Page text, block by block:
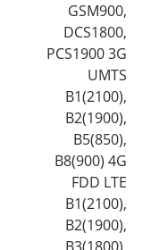
GSM900,
DCS1800,
PCS1900 3G
UMTS
B1(2100),
B2(1900),
B5(850),
B8(900) 4G
FDD LTE
B1(2100),
B2(1900),